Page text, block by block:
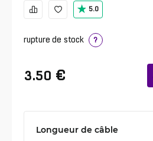
5.0
rupture de stock ?
3.50 €
Longueur de câble